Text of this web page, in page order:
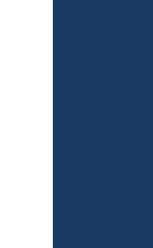
Passwort-